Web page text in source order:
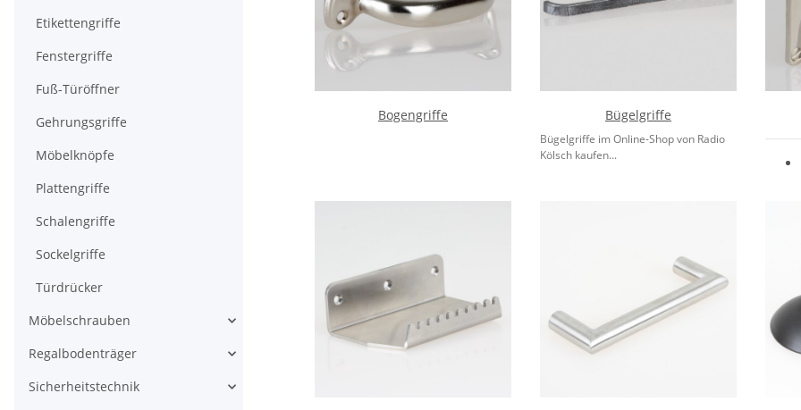
Bogengriffe Bügelgriffe
Bügelgriffe im Online-Shop von Radio
Kölsch kaufen...
Etikettengriffe
Fenstergriffe
Fuß-Türöffner
Gehrungsgriffe
Möbelknöpfe
Plattengriffe
Schalengriffe
Sockelgriffe
Türdrücker
Möbelschrauben
Regalbodenträger
Sicherheitstechnik